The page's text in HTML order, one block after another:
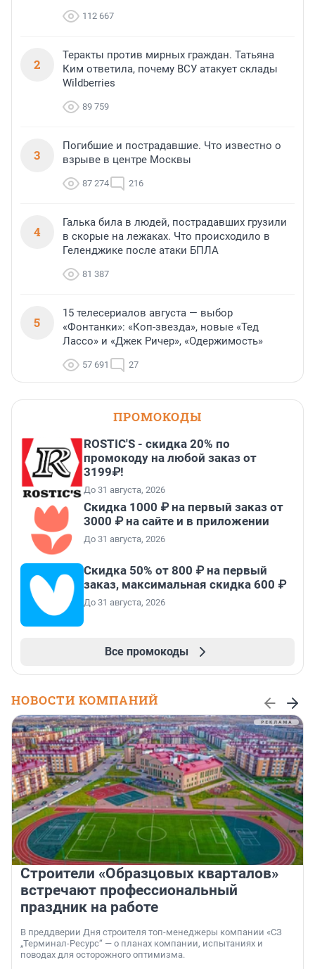
112 667
2
Теракты против мирных граждан. Татьяна
Ким ответила, почему ВСУ атакует склады
Wildberries
89 759
3
Погибшие и пострадавшие. Что известно о
взрыве в центре Москвы
87 274 216
4
Галька била в людей, пострадавших грузили
в скорые на лежаках. Что происходило в
Геленджике после атаки БПЛА
81 387
5
15 телесериалов августа — выбор
«Фонтанки»: «Коп-звезда», новые «Тед
Лассо» и «Джек Ричер», «Одержимость»
57 691 27
ПРОМОКОДЫ
ROSTIC'S - скидка 20% по
промокоду на любой заказ от
3199₽!
До 31 августа, 2026
Скидка 1000 ₽ на первый заказ от
3000 ₽ на сайте и в приложении
До 31 августа, 2026
Скидка 50% от 800 ₽ на первый
заказ, максимальная скидка 600 ₽
До 31 августа, 2026
Все промокоды
НОВОСТИ КОМПАНИЙ
Строители «Образцовых кварталов»
встречают профессиональный
праздник на работе
В преддверии Дня строителя топ-менеджеры компании «СЗ
„Терминал-Ресурс“ — о планах компании, испытаниях и
поводах для осторожного оптимизма.